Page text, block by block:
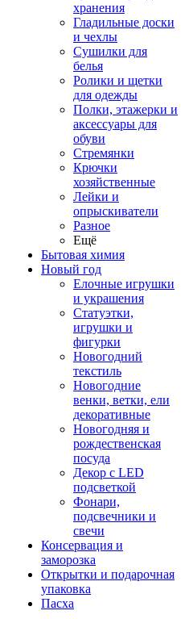
хранения
Гладильные доски
и чехлы
Сушилки для
белья
Ролики и щетки
для одежды
Полки, этажерки и
аксессуары для
обуви
Стремянки
Крючки
хозяйственные
Лейки и
опрыскиватели
Разное
Ещё
Бытовая химия
Новый год
Елочные игрушки
и украшения
Статуэтки,
игрушки и
фигурки
Новогодний
текстиль
Новогодние
венки, ветки, ели
декоративные
Новогодняя и
рождественская
посуда
Декор с LED
подсветкой
Фонари,
подсвечники и
свечи
Консервация и
заморозка
Открытки и подарочная
упаковка
Пасха